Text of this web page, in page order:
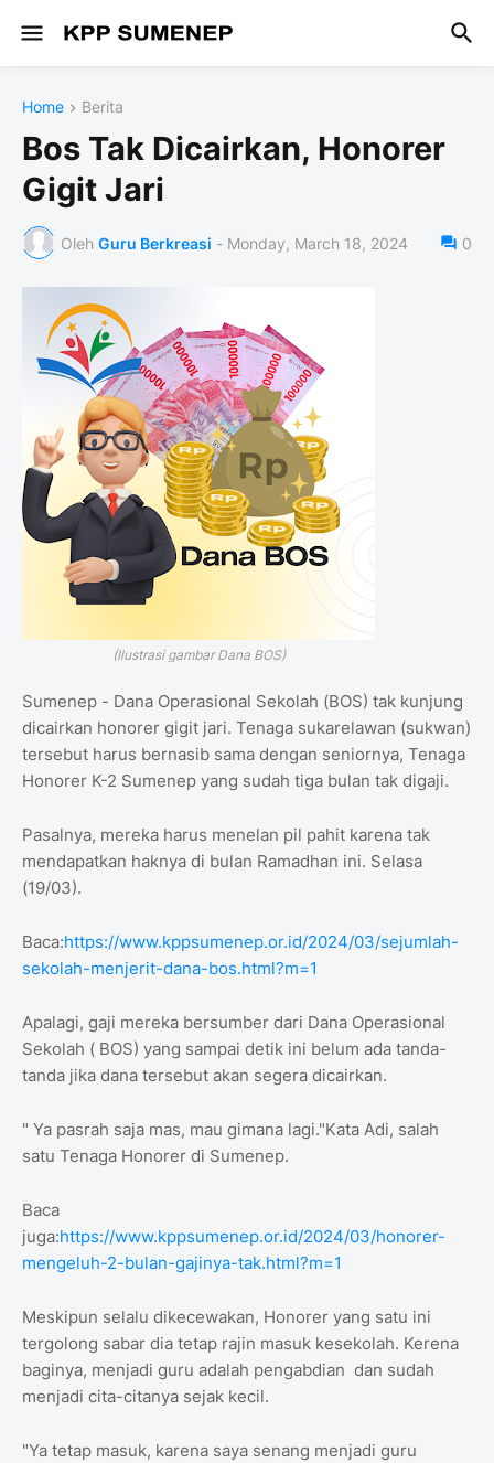
Home Berita
Bos Tak Dicairkan, Honorer
Gigit Jari
Oleh Guru Berkreasi - Monday, March 18, 2024 0
(Ilustrasi gambar Dana BOS)
Sumenep - Dana Operasional Sekolah (BOS) tak kunjung
dicairkan honorer gigit jari. Tenaga sukarelawan (sukwan)
tersebut harus bernasib sama dengan seniornya, Tenaga
Honorer K-2 Sumenep yang sudah tiga bulan tak digaji.
Pasalnya, mereka harus menelan pil pahit karena tak
mendapatkan haknya di bulan Ramadhan ini. Selasa
(19/03).
Baca:https://www.kppsumenep.or.id/2024/03/sejumlah-
sekolah-menjerit-dana-bos.html?m=1
Apalagi, gaji mereka bersumber dari Dana Operasional
Sekolah ( BOS) yang sampai detik ini belum ada tanda-
tanda jika dana tersebut akan segera dicairkan.
" Ya pasrah saja mas, mau gimana lagi."Kata Adi, salah
satu Tenaga Honorer di Sumenep.
Baca
juga:https://www.kppsumenep.or.id/2024/03/honorer-
mengeluh-2-bulan-gajinya-tak.html?m=1
Meskipun selalu dikecewakan, Honorer yang satu ini
tergolong sabar dia tetap rajin masuk kesekolah. Kerena
baginya, menjadi guru adalah pengabdian dan sudah
menjadi cita-citanya sejak kecil.
"Ya tetap masuk, karena saya senang menjadi guru